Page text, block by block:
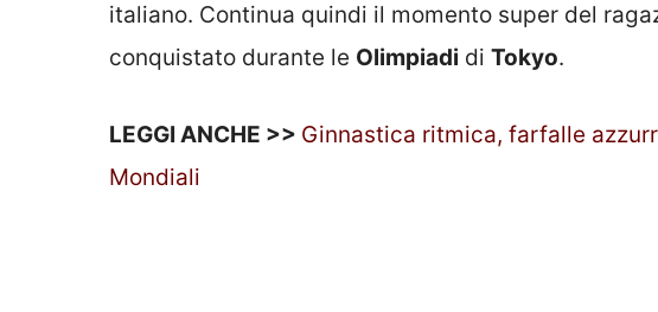
italiano. Continua quindi il momento super del
conquistato durante le Olimpiadi di Tokyo.
LEGGI ANCHE >> Ginnastica ritmica, farfalle
Mondiali